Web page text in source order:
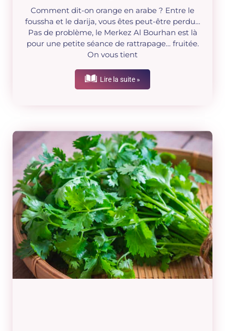
Comment dit-on orange en arabe ? Entre le
foussha et le darija, vous êtes peut-être perdu…
Pas de problème, le Merkez Al Bourhan est là
pour une petite séance de rattrapage… fruitée.
On vous tient
Lire la suite »